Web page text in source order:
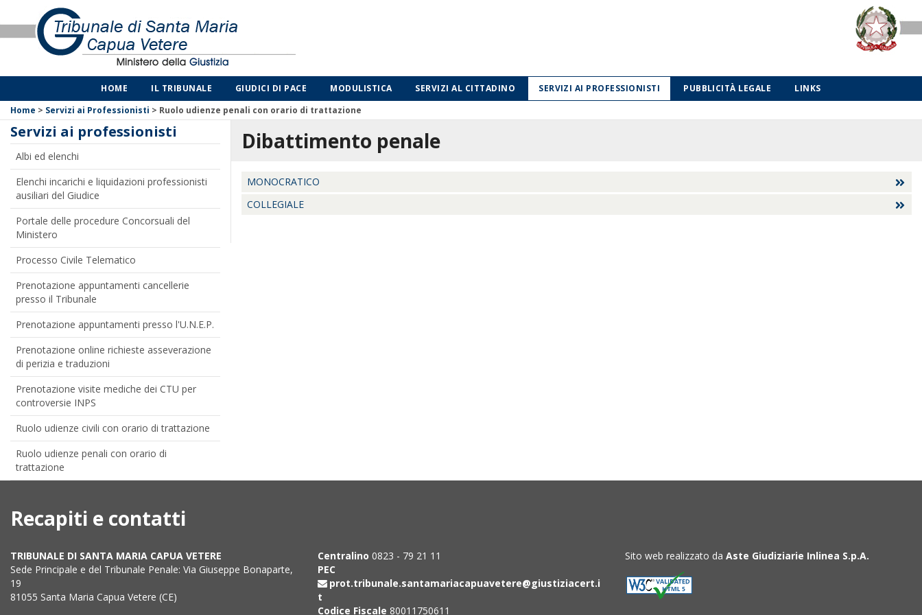
HOME IL TRIBUNALE GIUDICI DI PACE MODULISTICA SERVIZI AL CITTADINO SERVIZI AI PROFESSIONISTI PUBBLICITÀ LEGALE
LINKS
Home > Servizi ai Professionisti > Ruolo udienze penali con orario di trattazione
Servizi ai professionisti
Albi ed elenchi
Elenchi incarichi e liquidazioni professionisti
ausiliari del Giudice
Portale delle procedure Concorsuali del
Ministero
Processo Civile Telematico
Prenotazione appuntamenti cancellerie
presso il Tribunale
Prenotazione appuntamenti presso l'U.N.E.P.
Prenotazione online richieste asseverazione
di perizia e traduzioni
Prenotazione visite mediche dei CTU per
controversie INPS
Ruolo udienze civili con orario di trattazione
Ruolo udienze penali con orario di
trattazione
Dibattimento penale
MONOCRATICO
COLLEGIALE
Recapiti e contatti
TRIBUNALE DI SANTA MARIA CAPUA VETERE
Sede Principale e del Tribunale Penale: Via Giuseppe Bonaparte,
19
81055 Santa Maria Capua Vetere (CE)
Centralino 0823 - 79 21 11
PEC
prot.tribunale.santamariacapuavetere@giustiziacert.i
t
Codice Fiscale 80011750611
Sito web realizzato da Aste Giudiziarie Inlinea S.p.A.